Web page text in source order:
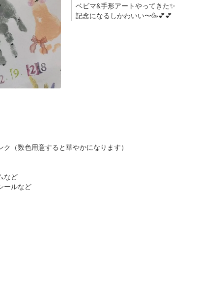
ベビマ&手形アートやってきた✨
記念になるしかわいい〜🥳💕💕
（数色用意すると華やかになります）
など
ールなど